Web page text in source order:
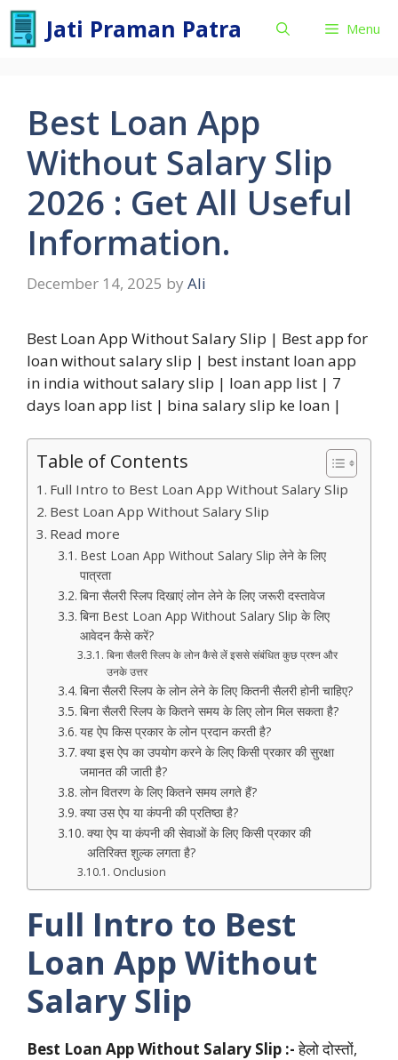
Skip
content
Jati Praman Patra Menu
Best Loan App
Without Salary Slip
2026 : Get All Useful
Information.
December 14, 2025 by Ali
Best Loan App Without Salary Slip | Best app for
loan without salary slip | best instant loan app
in india without salary slip | loan app list | 7
days loan app list | bina salary slip ke loan |
Table of Contents
Full Intro to Best Loan App Without Salary Slip
Best Loan App Without Salary Slip
Read more
Best Loan App Without Salary Slip लेने के लिए
पात्रता
बिना सैलरी स्लिप दिखाएं लोन लेने के लिए जरूरी दस्तावेज
बिना Best Loan App Without Salary Slip के लिए
आवेदन कैसे करें?
बिना सैलरी स्लिप के लोन कैसे लें इससे संबंधित कुछ प्रश्न और
उनके उत्तर
बिना सैलरी स्लिप के लोन लेने के लिए कितनी सैलरी होनी चाहिए?
बिना सैलरी स्लिप के कितने समय के लिए लोन मिल सकता है?
यह ऐप किस प्रकार के लोन प्रदान करती है?
क्या इस ऐप का उपयोग करने के लिए किसी प्रकार की सुरक्षा
जमानत की जाती है?
लोन वितरण के लिए कितने समय लगते हैं?
क्या उस ऐप या कंपनी की प्रतिष्ठा है?
क्या ऐप या कंपनी की सेवाओं के लिए किसी प्रकार की
अतिरिक्त शुल्क लगता है?
Onclusion
Full Intro to Best
Loan App Without
Salary Slip
Best Loan App Without Salary Slip :-हेलो दोस्तों,